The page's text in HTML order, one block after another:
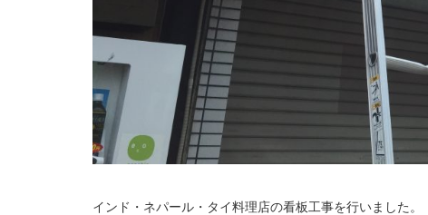
インド・ネパール・タイ料理店の看板工事を行いました。